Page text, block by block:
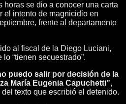
horas se dio a conocer una carta
el intento de magnicidio en
frente al departamento
al fiscal de la Diego Luciani,
“tienen secuestrado”.
puedo salir por decisión de la
María Eugenia Capuchetti”,
texto que escribió el detenido.